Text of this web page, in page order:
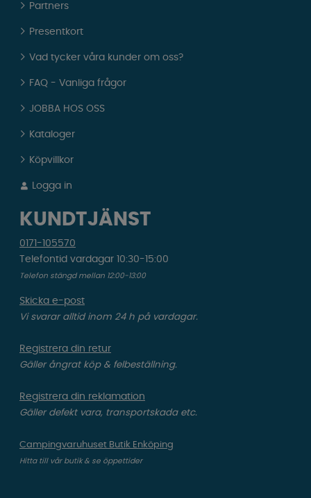
Partners
Presentkort
Vad tycker våra kunder om oss?
FAQ - Vanliga frågor
JOBBA HOS OSS
Kataloger
Köpvillkor
Logga in
KUNDTJÄNST
0171-105570
Telefontid vardagar 10:30-15:00
Telefon stängd mellan 12:00-13:00
Skicka e-post
Vi svarar alltid inom 24 h på vardagar.
Registrera din retur
Gäller ångrat köp & felbeställning.
Registrera din reklamation
Gäller defekt vara, transportskada etc.
Campingvaruhuset Butik Enköping
Hitta till vår butik & se öppettider